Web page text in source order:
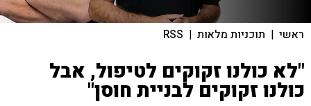
ראשי | תוכניות מלאות |
RSS
"לא כולנו זקוקים לטיפול, אבל
כולנו זקוקים לבניית חוסן"